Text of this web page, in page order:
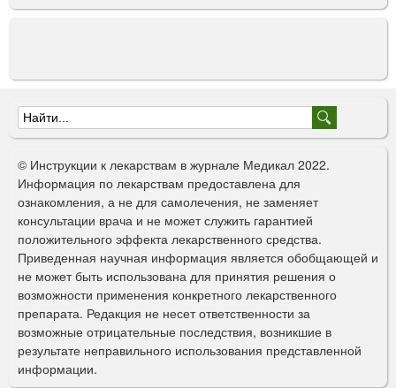
Ф
о
р
м
а
п
о
и
с
к
© Инструкции к лекарствам в журнале Медикал 2022.
Информация по лекарствам предоставлена для
ознакомления, а не для самолечения, не заменяет
консультации врача и не может служить гарантией
положительного эффекта лекарственного средства.
Приведенная научная информация является обобщающей и
не может быть использована для принятия решения о
возможности применения конкретного лекарственного
препарата. Редакция не несет ответственности за
возможные отрицательные последствия, возникшие в
результате неправильного использования представленной
информации.